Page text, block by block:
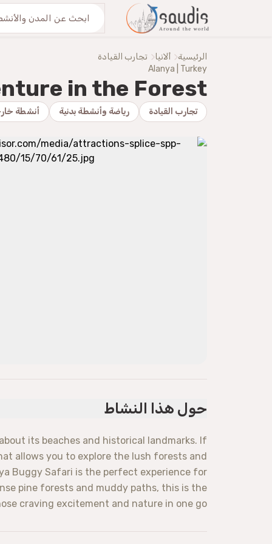
من نحنُ اكتشف معنا
الرئيسية ألانيا تجارب القيادة
Alanya | Turkey
in the Forest
تجارب القيادة رياضة وأنشطة بدنية أنشطة
حول هذا النشاط
its beaches and historical landmarks. If
allows you to explore the lush forests and
Buggy Safari is the perfect experience for
pine forests and muddy paths, this is the
craving excitement and nature in one go.